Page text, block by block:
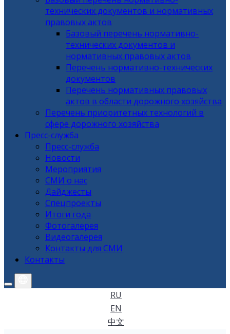
технических документов и нормативных
правовых актов
Базовый перечень нормативно-
технических документов и
нормативных правовых актов
Перечень нормативно-технических
документов
Перечень нормативных правовых
актов в области дорожного хозяйства
Перечень приоритетных технологий в
сфере дорожного хозяйства
Пресс-служба
Пресс-служба
Новости
Мероприятия
СМИ о нас
Дайджесты
Спецпроекты
Итоги года
Фотогалерея
Видеогалерея
Контакты для СМИ
Контакты
RU
EN
中文